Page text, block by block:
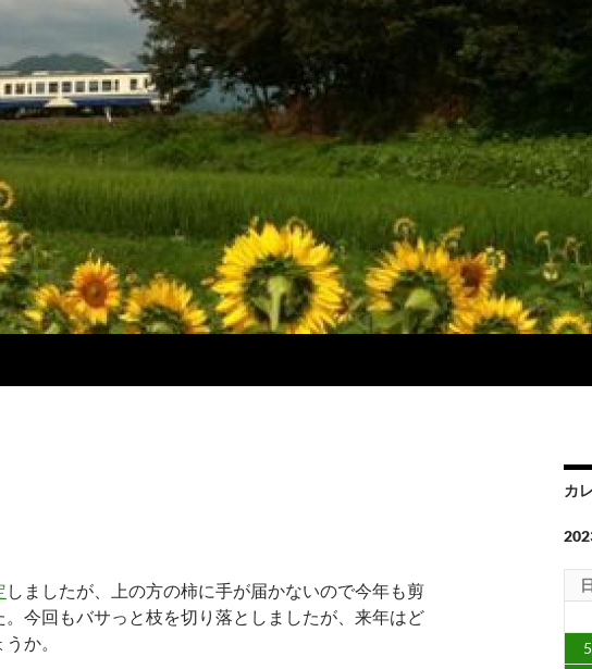
しましたが、上の方の柿に手が届かないので今年も剪
今回もバサっと枝を切り落としましたが、来年はど
か。
カ
日
5